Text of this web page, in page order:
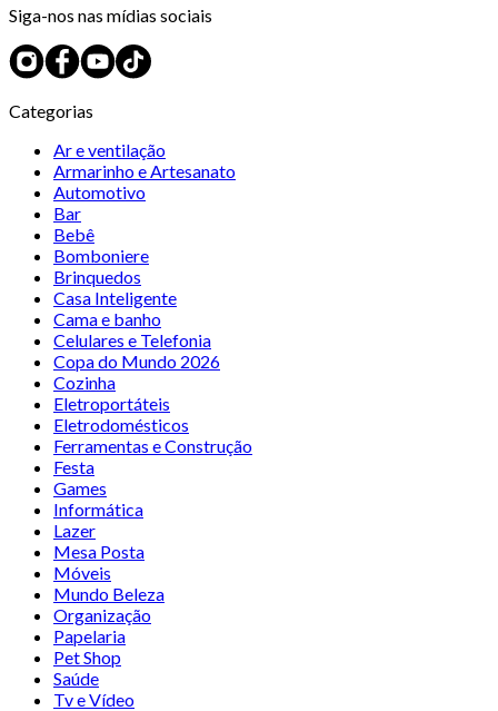
Siga-nos nas mídias sociais
Categorias
Ar e ventilação
Armarinho e Artesanato
Automotivo
Bar
Bebê
Bomboniere
Brinquedos
Casa Inteligente
Cama e banho
Celulares e Telefonia
Copa do Mundo 2026
Cozinha
Eletroportáteis
Eletrodomésticos
Ferramentas e Construção
Festa
Games
Informática
Lazer
Mesa Posta
Móveis
Mundo Beleza
Organização
Papelaria
Pet Shop
Saúde
Tv e Vídeo